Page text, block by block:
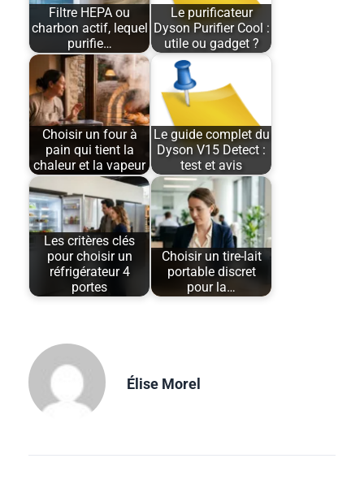
Filtre HEPA ou
charbon actif, lequel
purifie…
Le purificateur
Dyson Purifier Cool :
utile ou gadget ?
Choisir un four à
pain qui tient la
chaleur et la vapeur
Le guide complet du
Dyson V15 Detect :
test et avis
Les critères clés
pour choisir un
réfrigérateur 4
portes
Choisir un tire-lait
portable discret
pour la…
Élise Morel